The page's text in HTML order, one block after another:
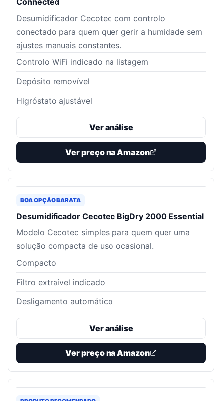
Connected
Desumidificador Cecotec com controlo
conectado para quem quer gerir a humidade sem
ajustes manuais constantes.
Controlo WiFi indicado na listagem
Depósito removível
Higróstato ajustável
Ver análise
Ver preço na Amazon
BOA OPÇÃO BARATA
Desumidificador Cecotec BigDry 2000 Essential
Modelo Cecotec simples para quem quer uma
solução compacta de uso ocasional.
Compacto
Filtro extraível indicado
Desligamento automático
Ver análise
Ver preço na Amazon